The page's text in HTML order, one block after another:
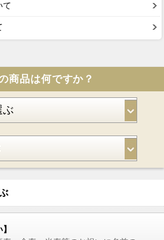
て
商品は何ですか？